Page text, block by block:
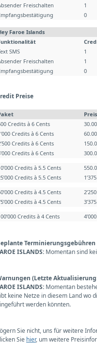
Freischalten
1
0
Faroe Islands
SMS
1
Freischalten
1
0
Preise
Preis
Credits à 6 Cents
Credits à 6 Cents
Credits à 6 Cents
Credits à 6 Cents
Credits à 5.5 Cents
Credits à 5.5 Cents
Credits à 4.5 Cents
Credits à 4.5 Cents
Credits à 4 Cents
ISLANDS: Momentan sind
(Letzte
ISLANDS: Momentan
keine Netze in diesem Land wo
werden könnten.
Sie nicht, uns für weitere
Sie hier, um weitere